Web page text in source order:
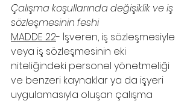
Çalışma koşullarında değişiklik ve iş
sözleşmesinin feshi
MADDE 22- İşveren, iş sözleşmesiyle
veya iş sözleşmesinin eki
niteliğindeki personel yönetmeliği
ve benzeri kaynaklar ya da işyeri
uygulamasıyla oluşan çalışma